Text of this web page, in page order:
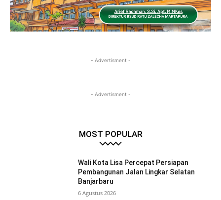
- Advertisment -
- Advertisment -
MOST POPULAR
Wali Kota Lisa Percepat Persiapan
Pembangunan Jalan Lingkar Selatan
Banjarbaru
6 Agustus 2026